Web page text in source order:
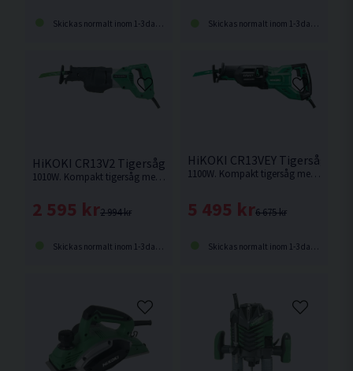
Skickas normalt inom 1-3 dagar Skickas normalt inom 1-3 dagar
HiKOKI CR13V2 Tigersåg (1010W)
1010W. Kompakt tigersåg med hög sågkapacitet och steglöst variabelt varvtal.
2 994 kr
2 595 kr
Skickas normalt inom 1-3 dagar
HiKOKI CR13VEY Tigersåg
1100W. Kompakt tigersåg med stark motor och hög avverkningskapacitet.
6 675 kr
5 495 kr
Skickas normalt inom 1-3 dagar